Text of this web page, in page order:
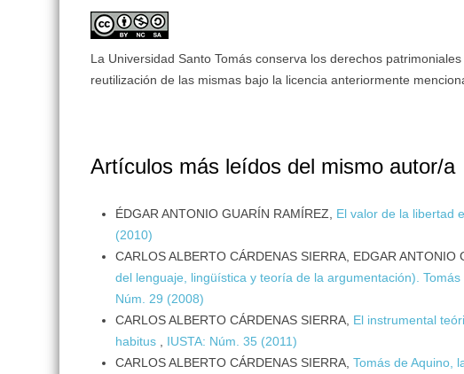
La Universidad Santo Tomás conserva los derechos
reutilización de las mismas bajo la licencia anteriormente
Artículos más leídos del mismo autor/a
ÉDGAR ANTONIO GUARÍN RAMÍREZ, El valor de la libertad
(2010)
CARLOS ALBERTO CÁRDENAS SIERRA, EDGAR ANTONIO
del lenguaje, lingüística y teoría de la argumentación).
Núm. 29 (2008)
CARLOS ALBERTO CÁRDENAS SIERRA, El instrumental
habitus
IUSTA: Núm. 35 (2011)
CARLOS ALBERTO CÁRDENAS SIERRA,Tomás de Aquino,